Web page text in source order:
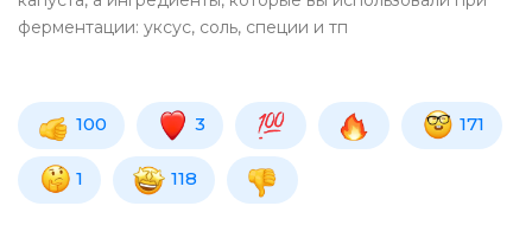
ферментации: уксус, соль, специи и тп
100 3 171
1 118